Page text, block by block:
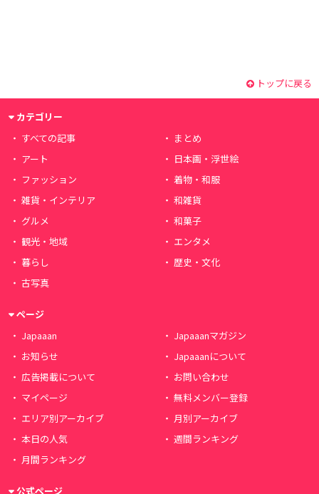
トップに戻る
カテゴリー
すべての記事
まとめ
アート
日本画・浮世絵
ファッション
着物・和服
雑貨・インテリア
和雑貨
グルメ
和菓子
観光・地域
エンタメ
暮らし
歴史・文化
古写真
ページ
Japaaan
Japaaanマガジン
お知らせ
Japaaanについて
広告掲載について
お問い合わせ
マイページ
無料メンバー登録
エリア別アーカイブ
月別アーカイブ
本日の人気
週間ランキング
月間ランキング
公式ページ